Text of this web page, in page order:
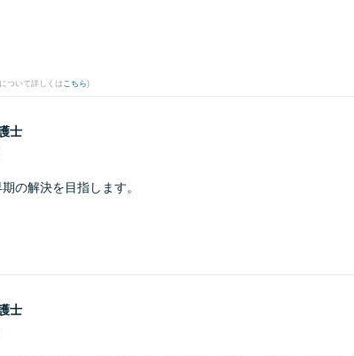
ついて詳しくはこちら)
士
の解決を目指します。
士